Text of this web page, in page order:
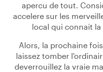
apercu de tout.
accelere sur les
local qui connait
Alors, la prochaine
laissez tomber
deverrouillez la vraie